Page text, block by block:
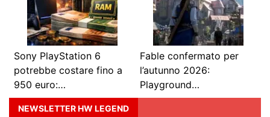
Sony PlayStation 6
potrebbe costare fino a
950 euro:…
Fable confermato per
l’autunno 2026:
Playground…
NEWSLETTER HW LEGEND